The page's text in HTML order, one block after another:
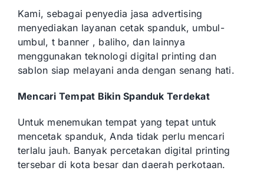
Kami, sebagai penyedia jasa advertising
menyediakan layanan cetak spanduk, umbul-
umbul, t banner , baliho, dan lainnya
menggunakan teknologi digital printing dan
sablon siap melayani anda dengan senang hati.
Mencari Tempat Bikin Spanduk Terdekat
Untuk menemukan tempat yang tepat untuk
mencetak spanduk, Anda tidak perlu mencari
terlalu jauh. Banyak percetakan digital printing
tersebar di kota besar dan daerah perkotaan.